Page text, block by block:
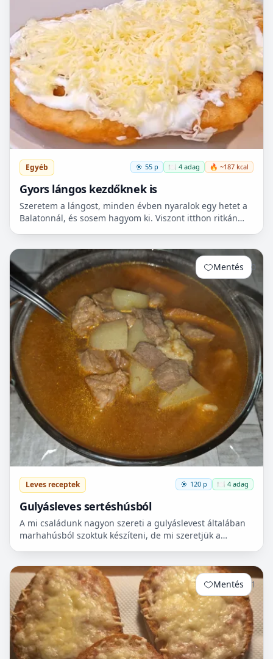
Egyéb 55 p 🍽️ 4 adag 🔥 ~187 kcal
Gyors lángos kezdőknek is
Szeretem a lángost, minden évben nyaralok egy hetet a
Balatonnál, és sosem hagyom ki. Viszont itthon ritkán
Mentés 0
Leves receptek 120 p 🍽️ 4 adag
Gulyásleves sertéshúsból
A mi családunk nagyon szereti a gulyáslevest általában
marhahúsból szoktuk készíteni, de mi szeretjük a
Mentés 1